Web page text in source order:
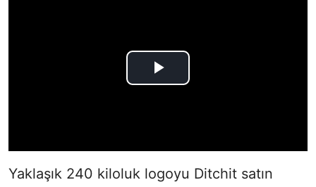
Yaklaşık 240 kiloluk logoyu Ditchit satın